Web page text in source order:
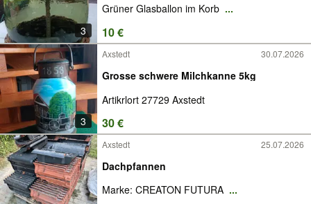
3
Grüner Glasballon im Korb ...
10 €
3
Axstedt 30.07.2026
Grosse schwere Milchkanne 5kg
Artikrlort 27729 Axstedt
30 €
Axstedt 25.07.2026
Dachpfannen
Marke: CREATON FUTURA ...